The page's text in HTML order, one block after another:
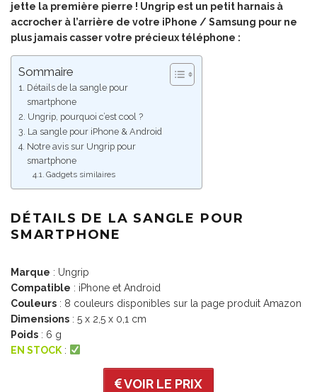
jette la première pierre ! Ungrip est un petit harnais à
accrocher à l’arrière de votre iPhone / Samsung pour ne
plus jamais casser votre précieux téléphone :
Sommaire
Détails de la sangle pour
smartphone
Ungrip, pourquoi c’est cool ?
La sangle pour iPhone & Android
Notre avis sur Ungrip pour
smartphone
Gadgets similaires
DÉTAILS DE LA SANGLE POUR
SMARTPHONE
Marque : Ungrip
Compatible : iPhone et Android
Couleurs : 8 couleurs disponibles sur la page produit Amazon
Dimensions : 5 x 2,5 x 0,1 cm
Poids : 6 g
EN STOCK :
VOIR LE PRIX